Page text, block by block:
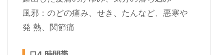
風邪：のどの痛み、せき、たんなど、悪寒や
発 熱、関節痛